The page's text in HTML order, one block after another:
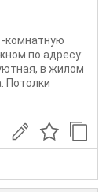
комнатную
по адресу:
в жилом
Потолки